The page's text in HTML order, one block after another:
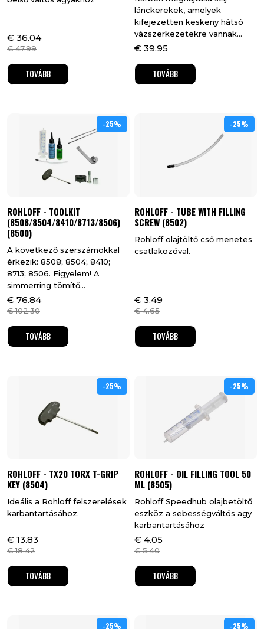
€ 36.04
€47.99
TOVÁBB
lánckerekek, amelyek
kifejezetten keskeny hátsó
vázszerkezetekre vannak...
€ 39.95
TOVÁBB
25%
-25%
ROHLOFF - TOOLKIT
(8508/8504/8410/8713/8506)
(8500)
A következő szerszámokkal
érkezik: 8508; 8504; 8410;
8713; 8506. Figyelem! A
simmerring tömítő...
€ 76.84
€102.30
TOVÁBB
25%
-25%
ROHLOFF - TUBE WITH FILLING
SCREW (8502)
Rohloff olajtöltő cső menetes
csatlakozóval.
€ 3.49
€4.65
TOVÁBB
25%
-25%
ROHLOFF - TX20 TORX T-GRIP
KEY (8504)
Ideális a Rohloff felszerelések
karbantartásához.
€ 13.83
€18.42
TOVÁBB
25%
-25%
ROHLOFF - OIL FILLING TOOL 50
ML (8505)
Rohloff Speedhub olajbetöltő
eszköz a sebességváltós agy
karbantartásához
€ 4.05
€5.40
TOVÁBB
25%
-25% 25%
-25%